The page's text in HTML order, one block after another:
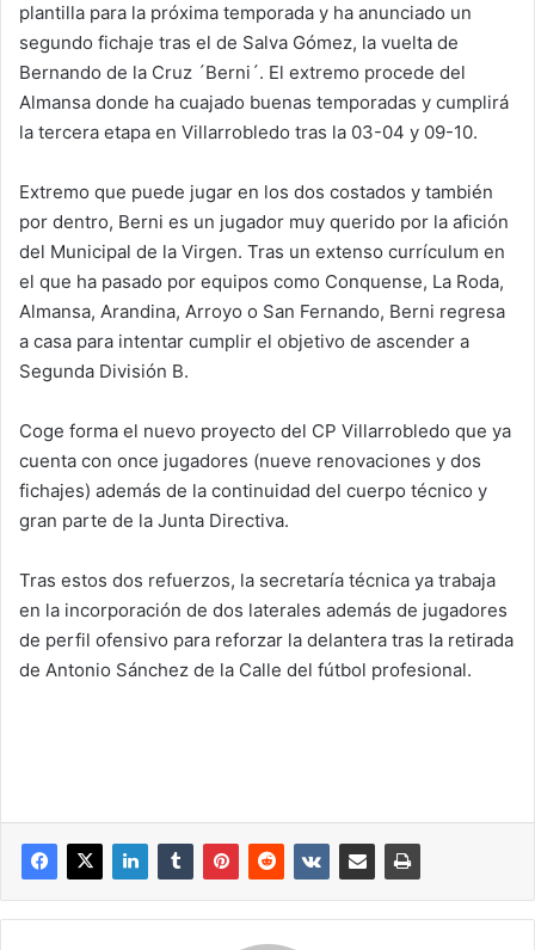
plantilla para la próxima temporada y ha anunciado un
segundo fichaje tras el de Salva Gómez, la vuelta de
Bernando de la Cruz ´Berni´. El extremo procede del
Almansa donde ha cuajado buenas temporadas y cumplirá
la tercera etapa en Villarrobledo tras la 03-04 y 09-10.
Extremo que puede jugar en los dos costados y también
por dentro, Berni es un jugador muy querido por la afición
del Municipal de la Virgen. Tras un extenso currículum en
el que ha pasado por equipos como Conquense, La Roda,
Almansa, Arandina, Arroyo o San Fernando, Berni regresa
a casa para intentar cumplir el objetivo de ascender a
Segunda División B.
Coge forma el nuevo proyecto del CP Villarrobledo que ya
cuenta con once jugadores (nueve renovaciones y dos
fichajes) además de la continuidad del cuerpo técnico y
gran parte de la Junta Directiva.
Tras estos dos refuerzos, la secretaría técnica ya trabaja
en la incorporación de dos laterales además de jugadores
de perfil ofensivo para reforzar la delantera tras la retirada
de Antonio Sánchez de la Calle del fútbol profesional.